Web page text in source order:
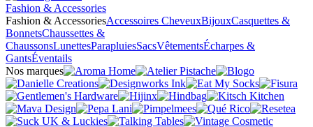
Fashion & Accessories
Fashion & AccessoriesAccessoires CheveuxBijouxCasquettes &
BonnetsChaussettes &
ChaussonsLunettesParapluiesSacsVêtementsÉcharpes &
GantsÉventails
Nos marques